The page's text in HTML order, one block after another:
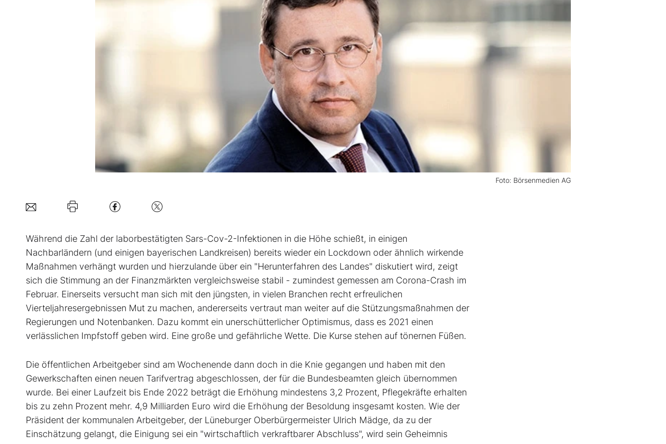
Mein B:O
Foto: Börsenmedien AG
Während die Zahl der laborbestätigten Sars-Cov-2-Infektionen in die Höhe schießt, in einigen
Nachbarländern (und einigen bayerischen Landkreisen) ­bereits wieder ein Lockdown oder ähnlich wirkende
Maßnahmen verhängt wurden und hierzulande über ein "Herunterfahren des Landes" diskutiert wird, zeigt
sich die Stimmung an der Finanzmärkten vergleichsweise stabil - zumindest gemessen am Corona-Crash im
Februar. Einerseits versucht man sich mit den jüngsten, in vielen Branchen recht erfreulichen
Vierteljahresergebnissen Mut zu machen, andererseits vertraut man weiter auf die Stützungsmaßnahmen der
Regierungen und Notenbanken. Dazu kommt ein unerschütterlicher Optimismus, dass es 2021 einen
verlässlichen Impfstoff geben wird. Eine große und gefährliche Wette. Die Kurse stehen auf tönernen Füßen.
Die öffentlichen Arbeitgeber sind am Wochenende dann doch in die Knie gegangen und haben mit den
Gewerkschaften einen neuen Tarifvertrag abgeschlossen, der für die Bundesbeamten gleich übernommen
wurde. Bei einer Laufzeit bis Ende 2022 beträgt die Erhöhung mindestens 3,2 Prozent, Pflegekräfte erhalten
bis zu zehn Prozent mehr. 4,9 Milliarden Euro wird die Erhöhung der Besoldung insgesamt kosten. Wie der
Präsident der kommunalen ­Arbeitgeber, der Lüneburger Oberbürgermeister Ulrich Mädge, da zu der
Einschätzung gelangt, die Einigung sei ein "wirtschaftlich verkraftbarer Abschluss", wird sein Geheimnis